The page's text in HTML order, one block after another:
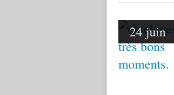
24 juin